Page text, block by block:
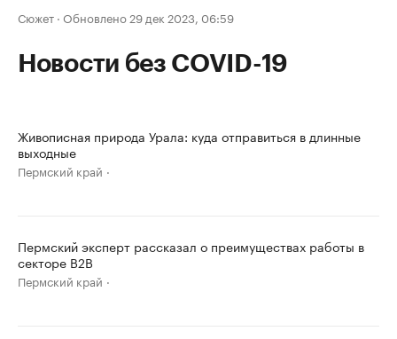
Сюжет · Обновлено 29 дек 2023, 06:59
Новости без COVID-19
Живописная природа Урала: куда отправиться в длинные
выходные
Пермский край
Пермский эксперт рассказал о преимуществах работы в
секторе B2B
Пермский край